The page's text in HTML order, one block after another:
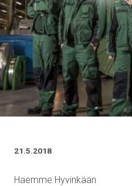
21.5.2018
Haemme Hyvinkään